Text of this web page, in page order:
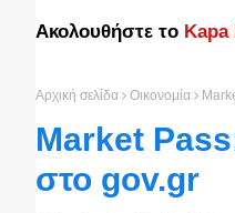
Ακολουθήστε το Kapa
Αρχική σελίδα Οικονομία
Market
στο gov.gr